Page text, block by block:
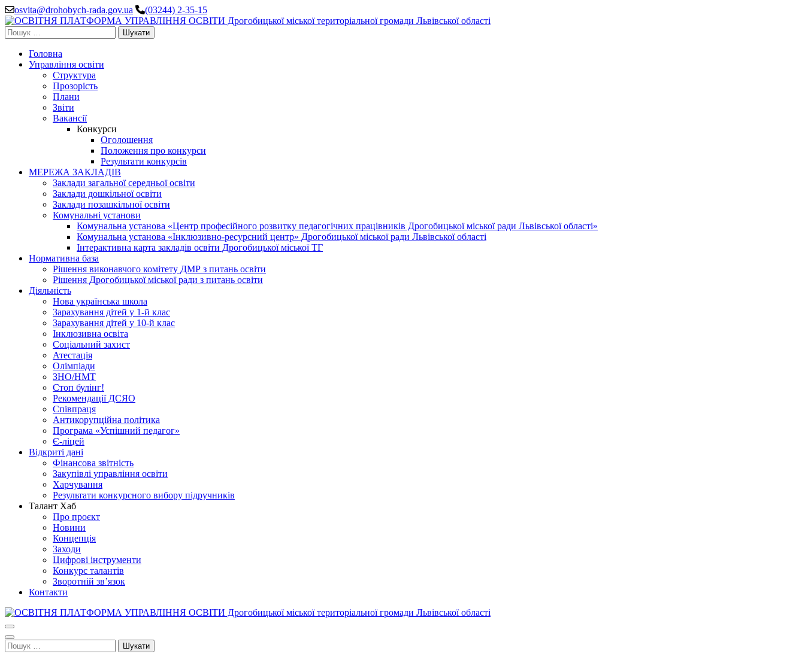
Перейти
до
вмісту
(натисніть
Enter)
osvita@drohobych-rada.gov.ua (03244) 2-35-15
Пошук:
Головна
Управління освіти
Структура
Прозорість
Плани
Звіти
Вакансії
Конкурси
Оголошення
Положення про конкурси
Результати конкурсів
МЕРЕЖА ЗАКЛАДІВ
Заклади загальної середньої освіти
Заклади дошкільної освіти
Заклади позашкільної освіти
Комунальні установи
Комунальна установа «Центр професійного розвитку педагогічних працівників Дрогобицької міської ради Львівської області»
Комунальна установа «Інклюзивно-ресурсний центр» Дрогобицької міської ради Львівської області
Інтерактивна карта закладів освіти Дрогобицької міської ТГ
Нормативна база
Рішення виконавчого комітету ДМР з питань освіти
Рішення Дрогобицької міської ради з питань освіти
Діяльність
Нова українська школа
Зарахування дітей у 1-й клас
Зарахування дітей у 10-й клас
Інклюзивна освіта
Соціальний захист
Атестація
Олімпіади
ЗНО/НМТ
Стоп булінг!
Рекомендації ДСЯО
Співпраця
Антикорупційна політика
Програма «Успішний педагог»
Є-ліцей
Відкриті дані
Фінансова звітність
Закупівлі управління освіти
Харчування
Результати конкурсного вибору підручників
Талант Хаб
Про проєкт
Новини
Концепція
Заходи
Цифрові інструменти
Конкурс талантів
Зворотній зв’язок
Контакти
Пошук: